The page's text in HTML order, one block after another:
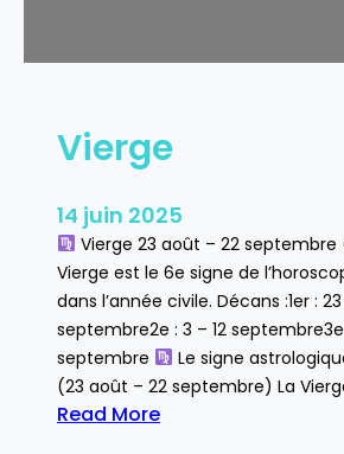
Vierge
14 juin 2025
Vierge 23 août – 22 septembre
Vierge est le 6e signe de
dans l’année civile. Décans :1er :
septembre2e : 3 – 12 septembre3e
septembre
Le signe
(23 août – 22 septembre) La
Read More